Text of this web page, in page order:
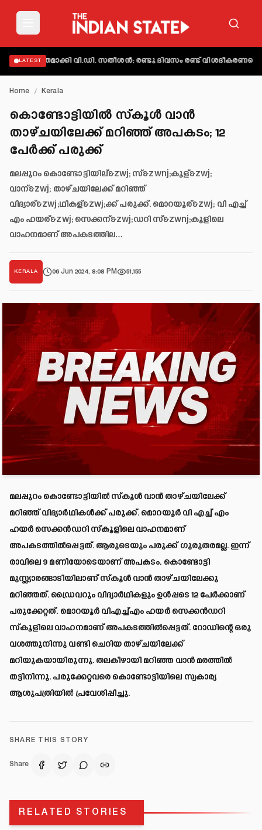
LATEST
വ്യക്തമാക്കി വി.ഡി. സതീശൻ; രണ്ടു ദിവസം രണ്ട് വിശദീകരണമെന്ന്
Home / Kerala
കൊണ്ടോട്ടിയില്‍ സ്‌കൂള്‍ വാന്‍
താഴ്ചയിലേക്ക് മറിഞ്ഞ് അപകടം; 12
പേര്‍ക്ക് പരുക്ക്
മലപ്പുറം കൊണ്ടോട്ടിയില്&zwj; സ്&zwnj;കൂള്&zwj;
വാന്&zwj; താഴ്ചയിലേക്ക് മറിഞ്ഞ്
വിദ്യാര്&zwj;ഥികള്&zwj;ക്ക് പരുക്ക്. മൊറയൂര്&zwj; വി എച്ച്
എം ഹയര്&zwj; സെക്കന്&zwj;ഡറി സ്&zwnj;കൂളിലെ
വാഹനമാണ് അപകടത്തില…
KERALA 06 Jun 2024, 8:08 PM 51,155
മലപ്പുറം കൊണ്ടോട്ടിയില്‍ സ്‌കൂള്‍ വാന്‍ താഴ്ചയിലേക്ക്
മറിഞ്ഞ് വിദ്യാര്‍ഥികള്‍ക്ക് പരുക്ക്. മൊറയൂര്‍ വി എച്ച് എം
ഹയര്‍ സെക്കന്‍ഡറി സ്‌കൂളിലെ വാഹനമാണ്
അപകടത്തില്‍പ്പെട്ടത്. ആരുടെയും പരുക്ക് ഗുരുതരമല്ല. ഇന്ന്
രാവിലെ 9 മണിയോടെയാണ് അപകടം. കൊണ്ടോട്ടി
മുസ്ല്യാരങ്ങാടിയിലാണ് സ്‌കൂള്‍ വാന്‍ താഴ്ചയിലേക്കു
മറിഞ്ഞത്. ഡ്രൈവറും വിദ്യാര്‍ഥികളും ഉള്‍പ്പടെ 12 പേര്‍ക്കാണ്
പരുക്കേറ്റത്. മൊറയൂര്‍ വിഎച്ച്എം ഹയര്‍ സെക്കന്‍ഡറി
സ്‌കൂളിലെ വാഹനമാണ് അപകടത്തില്‍പ്പെട്ടത്. റോഡിന്റെ ഒരു
വശത്തുനിന്നു വണ്ടി ചെറിയ താഴ്ചയിലേക്ക്
മറിയുകയായിരുന്നു. തലകീഴായി മറിഞ്ഞ വാന്‍ മരത്തില്‍
തട്ടിനിന്നു. പരുക്കേറ്റവരെ കൊണ്ടോട്ടിയിലെ സ്വകാര്യ
ആശുപത്രിയില്‍ പ്രവേശിപ്പിച്ചു.
SHARE THIS STORY
Share
RELATED STORIES